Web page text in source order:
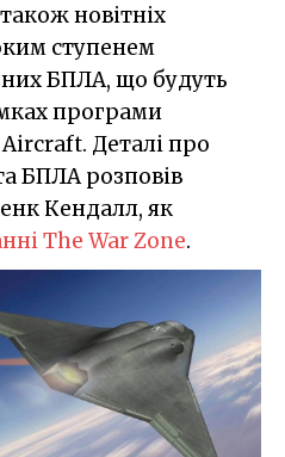
новітніх
ступенем
БПЛА, що будуть
програми
Деталі про
БПЛА розповів
Кендалл, як
The War Zone.